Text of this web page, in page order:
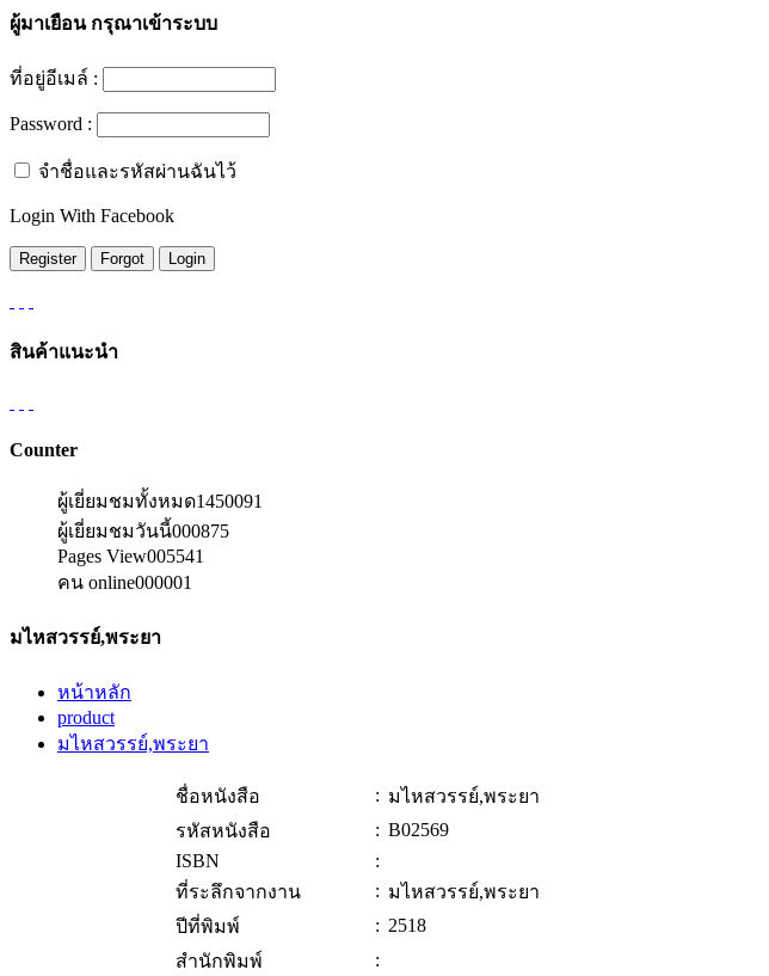
ผู้มาเยือนกรุณาเข้าระบบ
ที่อยู่อีเมล์ :
Password :
จำชื่อและรหัสผ่านฉันไว้
Login With Facebook
สินค้าแนะนำ
Counter
ผู้เยี่ยมชมทั้งหมด1450091
ผู้เยี่ยมชมวันนี้000875
Pages View005541
คน online000001
มไหสวรรย์,พระยา
หน้าหลัก
product
มไหสวรรย์,พระยา
ชื่อหนังสือ : มไหสวรรย์,พระยา
รหัสหนังสือ
: B02569
ISBN
:
ที่ระลึกจากงาน
: มไหสวรรย์,พระยา
ปีที่พิมพ์
: 2518
สำนักพิมพ์
: